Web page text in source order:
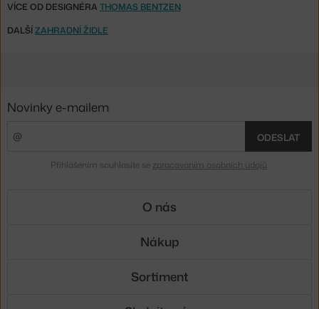
VÍCE OD DESIGNÉRA THOMAS BENTZEN
DALŠÍZAHRADNÍ ŽIDLE
Novinky e-mailem
ODESLAT
Přihlášením souhlasíte se zpracováním osobních údajů
O nás
Nákup
Sortiment